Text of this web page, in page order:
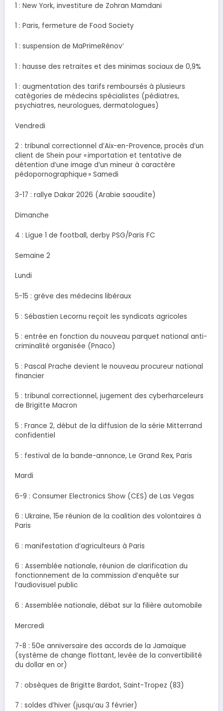
1 : New York, investiture de Zohran Mamdani
1 : Paris, fermeture de Food Society
1 : suspension de MaPrimeRénov’
1 : hausse des retraites et des minimas sociaux de 0,9%
1 : augmentation des tarifs remboursés à plusieurs
catégories de médecins spécialistes (pédiatres,
psychiatres, neurologues, dermatologues)
Vendredi
2 : tribunal correctionnel d’Aix-en-Provence, procès d’un
client de Shein pour « importation et tentative de
détention d’une image d’un mineur à caractère
pédopornographique » Samedi
3-17 : rallye Dakar 2026 (Arabie saoudite)
Dimanche
4 : Ligue 1 de football, derby PSG/Paris FC
Semaine 2
Lundi
5-15 : grève des médecins libéraux
5 : Sébastien Lecornu reçoit les syndicats agricoles
5 : entrée en fonction du nouveau parquet national anti-
criminalité organisée (Pnaco)
5 : Pascal Prache devient le nouveau procureur national
financier
5 : tribunal correctionnel, jugement des cyberharceleurs
de Brigitte Macron
5 : France 2, début de la diffusion de la série Mitterrand
confidentiel
5 : festival de la bande-annonce, Le Grand Rex, Paris
Mardi
6-9 : Consumer Electronics Show (CES) de Las Vegas
6 : Ukraine, 15e réunion de la coalition des volontaires à
Paris
6 : manifestation d’agriculteurs à Paris
6 : Assemblée nationale, réunion de clarification du
fonctionnement de la commission d’enquête sur
l’audiovisuel public
6 : Assemblée nationale, débat sur la filière automobile
Mercredi
7-8 : 50e anniversaire des accords de la Jamaïque
(système de change flottant, levée de la convertibilité
du dollar en or)
7 : obsèques de Brigitte Bardot, Saint-Tropez (83)
7 : soldes d’hiver (jusqu’au 3 février)